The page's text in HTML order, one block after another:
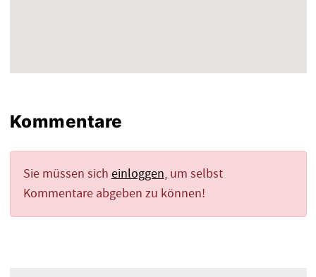
Kommentare
Sie müssen sich einloggen, um selbst
Kommentare abgeben zu können!